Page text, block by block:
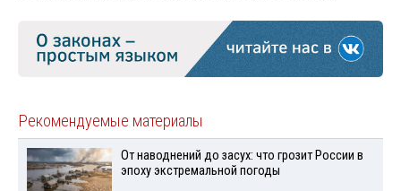
Рекомендуемые материалы
От наводнений до засух: что грозит России в
эпоху экстремальной погоды